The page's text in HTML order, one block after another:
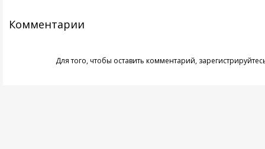
Комментарии
Для того, чтобы оставить комментарий,